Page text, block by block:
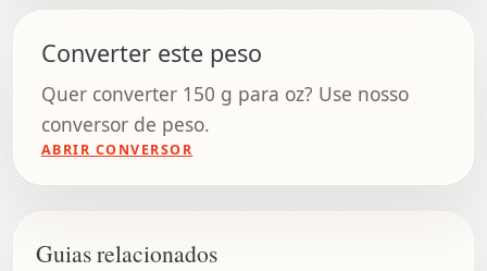
Converter este peso
Quer converter 150 g para oz? Use nosso
conversor de peso.
ABRIR CONVERSOR
Guias relacionados